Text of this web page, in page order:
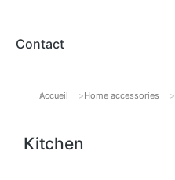
Contact
Vous êtes ici :
Accueil Home accessories
Kitchen